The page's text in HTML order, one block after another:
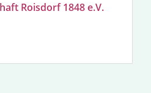
Roisdorf 1848 e.V.